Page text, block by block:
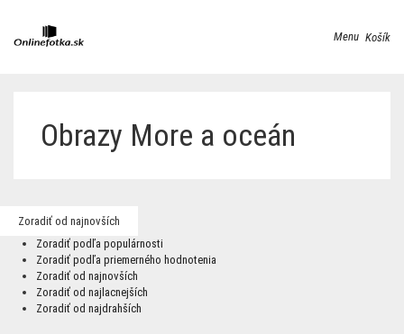
Menu Košík
Obrazy More a oceán
Zoradiť od najnovších
Zoradiť podľa populárnosti
Zoradiť podľa priemerného hodnotenia
Zoradiť od najnovších
Zoradiť od najlacnejších
Zoradiť od najdrahších